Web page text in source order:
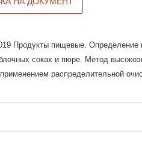
Продукты пищевые. Определение
соках и пюре. Метод
распределительной